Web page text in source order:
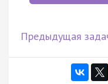
Предыдущая